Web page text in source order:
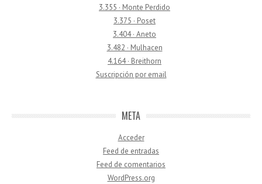
3.355 · Monte Perdido
3.375 · Poset
3.404 · Aneto
3.482 · Mulhacen
4.164 · Breithorn
Suscripción por email
META
Acceder
Feed de entradas
Feed de comentarios
WordPress.org